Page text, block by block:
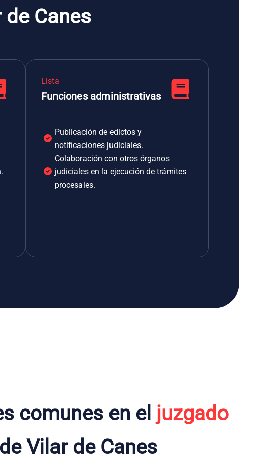
Canes
Lista
Funciones administrativas
Publicación de edictos y
notificaciones judiciales.
Colaboración con otros órganos
judiciales en la ejecución de trámites
procesales.
comunes en el juzgado
Vilar de Canes